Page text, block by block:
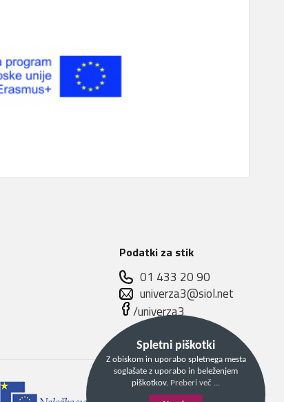
Spletni piškotki
Z obiskom in uporabo spletnega mesta
soglašate z uporabo in beleženjem
piškotkov. Preberi več ...
Podatki za stik
01 433 20 90
univerza3@siol.net
/univerza3